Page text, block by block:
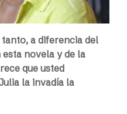
a diferencia del
novela y de la
que usted
la invadía la